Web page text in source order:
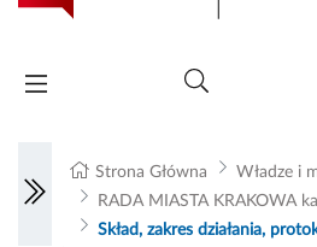
Strona Główna
Władze i
RADA MIASTA KRAKOWA
Skład, zakres działania,